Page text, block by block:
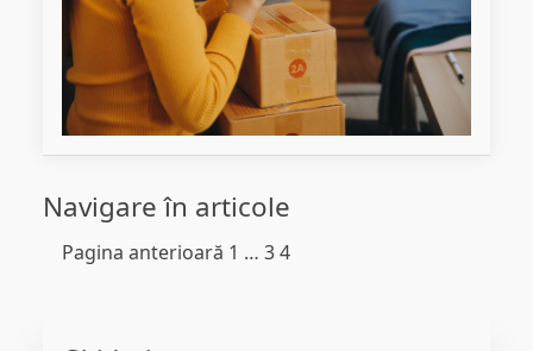
Navigare în articole
Pagina anterioară 1 … 34